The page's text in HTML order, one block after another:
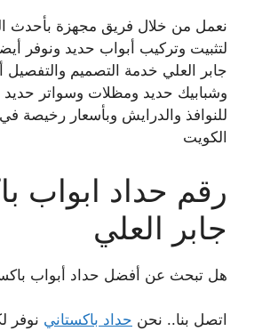
نعمل من خلال فريق مجهزة بأحدث
لتثبيت وتركيب أبواب حديد ونوفر
جابر العلي خدمة التصميم والتفصيل
وشبابيك حديد ومظلات وسواتر
للنوافذ والدرايش وبأسعار رخيصة
الكويت
رقم حداد ابواب
جابر العلي
هل تبحث عن أفضل حداد أبواب
اتصل بنا.. نحن حداد باكستاني نوفر